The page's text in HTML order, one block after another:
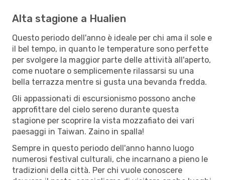
Alta stagione a Hualien
Questo periodo dell'anno è ideale per chi ama il sole e
il bel tempo, in quanto le temperature sono perfette
per svolgere la maggior parte delle attività all'aperto,
come nuotare o semplicemente rilassarsi su una
bella terrazza mentre si gusta una bevanda fredda.
Gli appassionati di escursionismo possono anche
approfittare del cielo sereno durante questa
stagione per scoprire la vista mozzafiato dei vari
paesaggi in Taiwan. Zaino in spalla!
Sempre in questo periodo dell'anno hanno luogo
numerosi festival culturali, che incarnano a pieno le
tradizioni della città. Per chi vuole conoscere